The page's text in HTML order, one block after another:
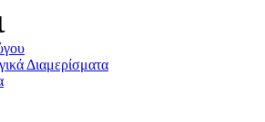
Διαμερίσματα